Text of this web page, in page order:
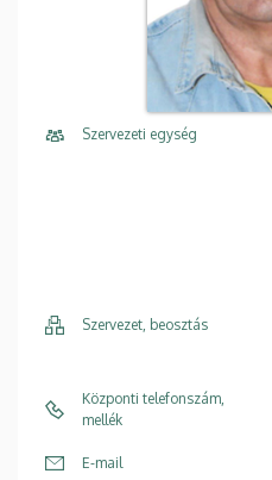
Szervezeti egység
Szervezet, beosztás
Központi telefonszám,
mellék
E-mail